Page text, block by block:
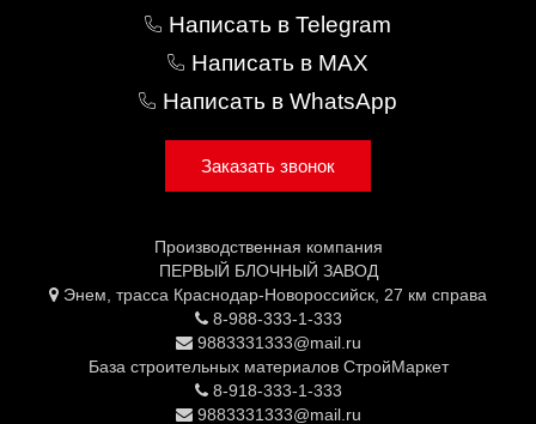
Написать в Telegram
Написать в MAX
Написать в WhatsApp
Заказать звонок
Производственная компания
ПЕРВЫЙ БЛОЧНЫЙ ЗАВОД
Энем, трасса Краснодар-Новороссийск, 27 км справа
8-988-333-1-333
9883331333@mail.ru
База строительных материалов СтройМаркет
8-918-333-1-333
9883331333@mail.ru